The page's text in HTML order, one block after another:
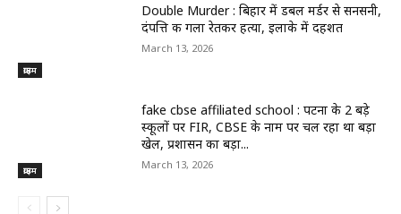
क्राइम
Double Murder : बिहार में डबल मर्डर से सनसनी,
दंपत्ति की गला रेतकर हत्या, इलाके में दहशत
March 13, 2026
क्राइम
fake cbse affiliated school : पटना के 2 बड़े
स्कूलों पर FIR, CBSE के नाम पर चल रहा था बड़ा
खेल, प्रशासन का बड़ा...
March 13, 2026